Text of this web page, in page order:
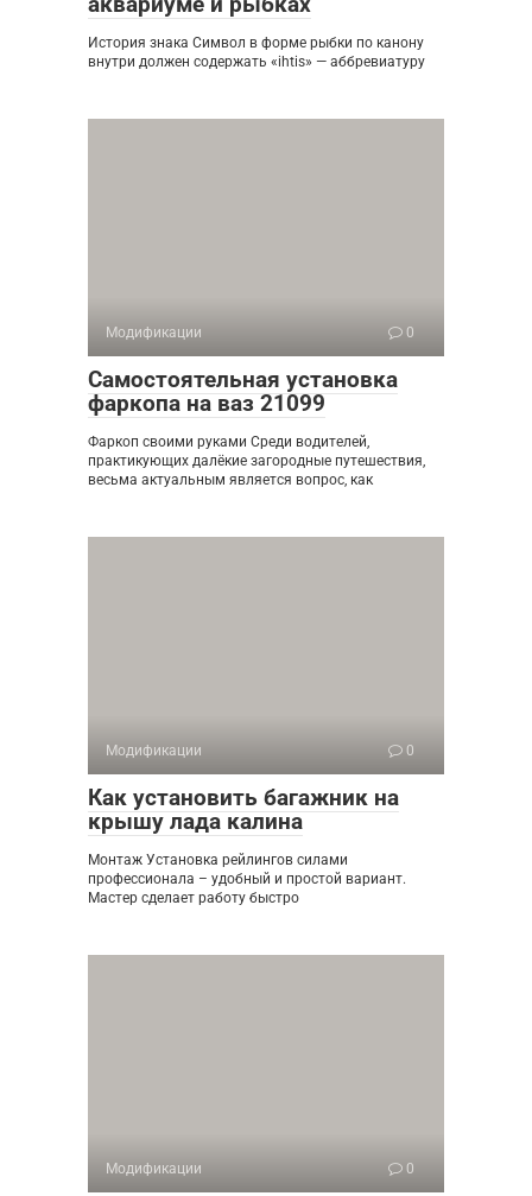
История знака Символ в форме рыбки по канону
внутри должен содержать «ihtis» — аббревиатуру
Модификации 0
Самостоятельная установка
фаркопа на ваз 21099
Фаркоп своими руками Среди водителей,
практикующих далёкие загородные путешествия,
весьма актуальным является вопрос, как
Модификации 0
Как установить багажник на
крышу лада калина
Монтаж Установка рейлингов силами
профессионала – удобный и простой вариант.
Мастер сделает работу быстро
Модификации 0